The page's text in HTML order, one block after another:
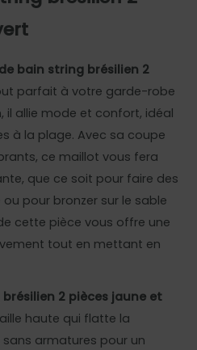
bain string brésilien 2
parfait à votre garde-robe
il allie mode et confort, idéal
à la plage. Avec sa coupe
ce maillot vous fera
que ce soit pour faire des
pour bronzer sur le sable
cette pièce vous offre une
tout en mettant en
2 pièces jaune et
haute qui flatte la
armatures pour un